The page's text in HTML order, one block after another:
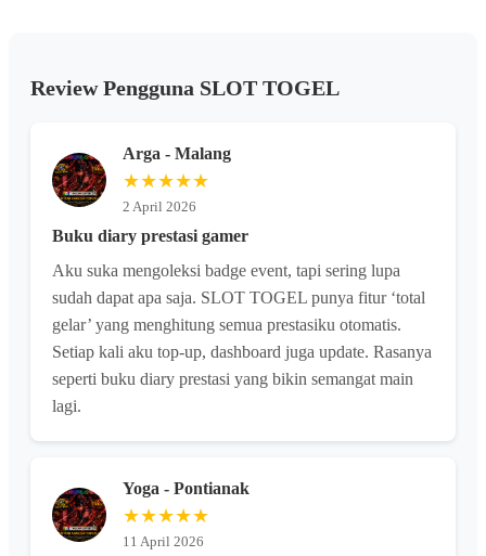
Review Pengguna SLOT TOGEL
Arga - Malang
★★★★★
2 April 2026
Buku diary prestasi gamer
Aku suka mengoleksi badge event, tapi sering lupa
sudah dapat apa saja. SLOT TOGEL punya fitur ‘total
gelar’ yang menghitung semua prestasiku otomatis.
Setiap kali aku top-up, dashboard juga update. Rasanya
seperti buku diary prestasi yang bikin semangat main
lagi.
Yoga - Pontianak
★★★★★
11 April 2026